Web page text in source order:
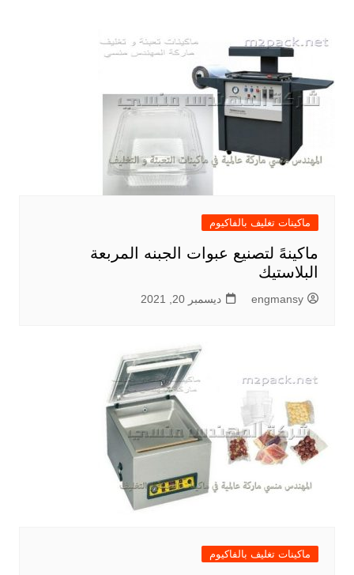
ماكينات تغليف بالفاكيوم
ماكينهً لتصنيع عبوات الجبنه المربعة
البلاستيك
engmansy ديسمبر 20, 2021
ماكينات تغليف بالفاكيوم